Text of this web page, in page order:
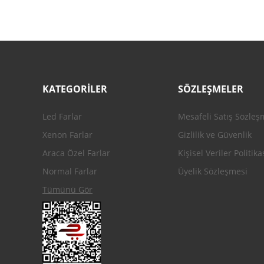
KATEGORİLER
Led Farlar
Xenon Farlar
Araca Özel Farlar
Normal Farlar
Tümünü Gör
SÖZLEŞMELER
Mesafeli Satış
Gizlilik ve Güvenlik
Kişisel Veriler
Üyelik Sözleşmesi